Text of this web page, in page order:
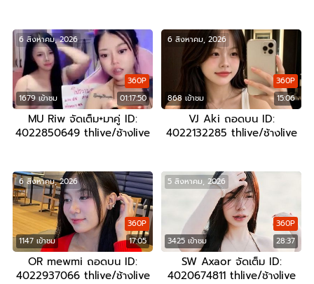
1679 เข้าชม 01:17:50
360P
6 สิงหาคม, 2026
MU Riw จัดเต็ม+มาคู่ ID:
4022850649 thlive/ช้างlive
868 เข้าชม 15:06
360P
6 สิงหาคม, 2026
VJ Aki ถอดบน ID:
4022132285 thlive/ช้างlive
1147 เข้าชม 17:05
360P
6 สิงหาคม, 2026
OR mewmi ถอดบน ID:
4022937066 thlive/ช้างlive
3425 เข้าชม 28:37
360P
5 สิงหาคม, 2026
SW Axaor จัดเต็ม ID:
4020674811 thlive/ช้างlive